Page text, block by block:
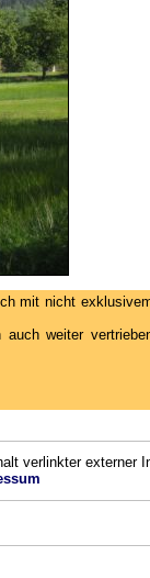
mit nicht
auch weiter
verlinkter externer